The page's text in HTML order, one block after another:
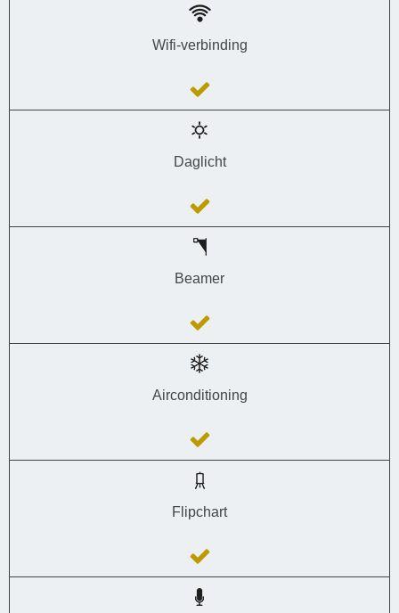
Wifi-verbinding
Daglicht
Beamer
Airconditioning
Flipchart